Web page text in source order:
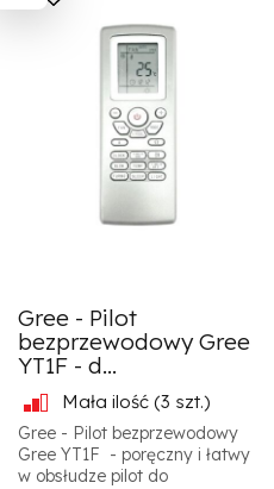
Gree - Pilot
bezprzewodowy Gree
YT1F - d...
Mała ilość (3 szt.)
Gree - Pilot bezprzewodowy
Gree YT1F - poręczny i łatwy
w obsłudze pilot do